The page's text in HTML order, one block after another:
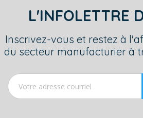
L'INFOLETTRE
Inscrivez-vous et restez à
du secteur manufacturier à